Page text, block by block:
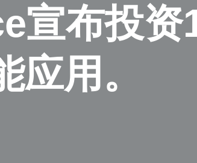
宣布投资
应用。